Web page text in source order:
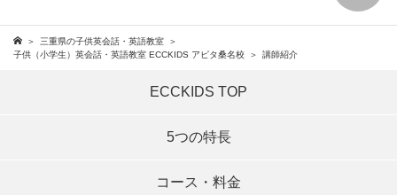
三重県の子供英会話・英語教室
子供（小学生）英会話・英語教室 ECCKIDS アピタ桑名校
講師紹介
ECCKIDS TOP
5つの特長
コース・料金